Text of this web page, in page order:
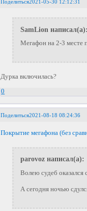
Поделиться2021-05-30 12:12:31
SamLion
Мегафон на 2-3 месте
Дурка включилась?
0
Поделиться2021-08-18 08:24:36
Покрытие мегафона (без
parovoz написал(а):
Волею судеб
А сегодня ночью